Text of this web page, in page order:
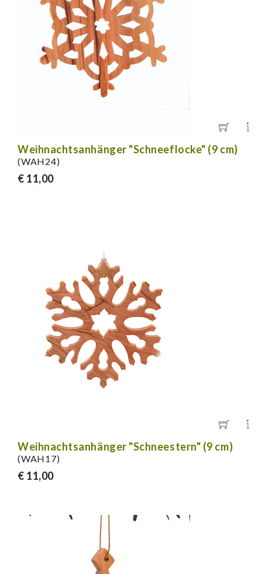
Weihnachtsanhänger "Schneeflocke" (9 cm)
(WAH24)
€ 11,00
Weihnachtsanhänger "Schneestern" (9 cm)
(WAH17)
€ 11,00